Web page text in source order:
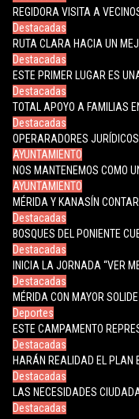
REGIDORA VISITA A
Destacadas
RUTA CLARA HACIA UN
Destacadas
ESTE PRIMER LUGAR ES
Destacadas
TOTAL APOYO A FAMILIAS
Destacadas
OPERARADORES
AYUNTAMIENTO
NOS MANTENEMOS COMO
AYUNTAMIENTO
MÉRIDA Y KANASÍN
Destacadas
BOSQUES DEL PONIENTE
Destacadas
INICIA LA JORNADA “VER
Destacadas
MÉRIDA CON MAYOR
Deportes
ESTE CAMPAMENTO
Destacadas
HARÁN REALIDAD EL PLAN
Destacadas
LAS NECESIDADES
Destacadas